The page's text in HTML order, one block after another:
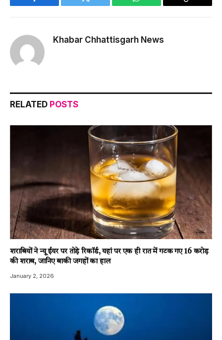
Facebook Twitter WhatsApp
Copy
Khabar Chhattisgarh News
RELATED POSTS
शराबियों ने न्यू ईयर पर तोड़े रिकॉर्ड, यहां पर एक ही रात में गटक गए 16 करोड़
की शराब, जानिए बाकी जगहों का हाल
January 2, 2026